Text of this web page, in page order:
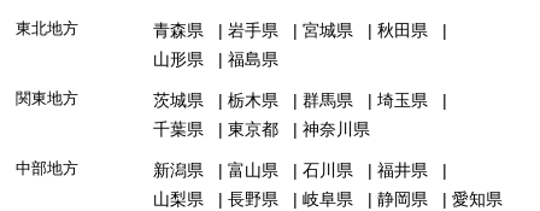
東北地方 青森県 岩手県 宮城県
秋田県
山形県
福島県
関東地方 茨城県 栃木県 群馬県
埼玉県
千葉県
東京都 神奈川県
中部地方 新潟県 富山県 石川県
福井県
山梨県
長野県 岐阜県 静岡県 愛知県